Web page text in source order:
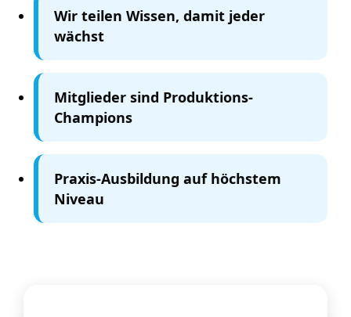
Wir teilen Wissen, damit jeder
wächst
Mitglieder sind Produktions-
Champions
Praxis-Ausbildung auf höchstem
Niveau